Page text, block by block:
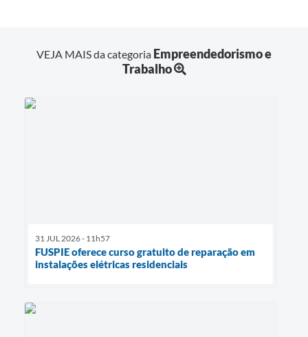
VEJA MAIS da categoria Empreendedorismo e
Trabalho
31 JUL 2026 - 11h57
FUSPIE oferece curso gratuito de reparação em
instalações elétricas residenciais